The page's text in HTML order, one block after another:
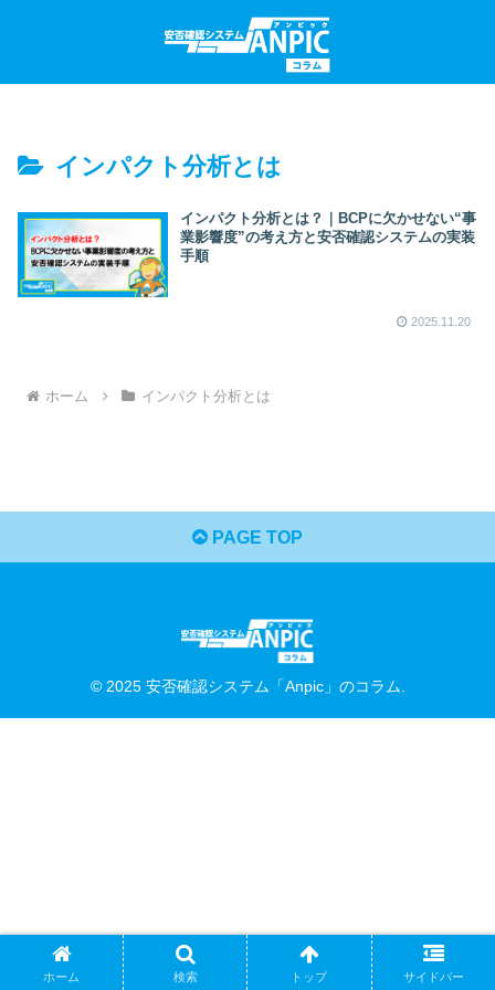
インパクト分析とは
インパクト分析とは？｜BCPに欠かせない“事
業影響度”の考え方と安否確認システムの実装
手順
2025.11.20
ホーム インパクト分析とは
PAGE TOP
© 2025 安否確認システム「Anpic」のコラム.
ホーム 検索 トップ サイドバー